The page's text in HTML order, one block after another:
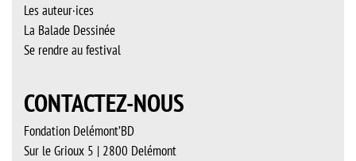
Les auteur·ices
La Balade Dessinée
Se rendre au festival
CONTACTEZ-NOUS
Fondation Delémont’BD
Sur le Grioux 5 | 2800 Delémont